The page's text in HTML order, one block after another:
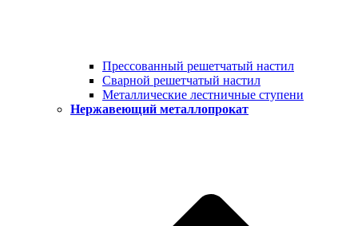
Прессованный решетчатый настил
Сварной решетчатый настил
Металлические лестничные ступени
Нержавеющий металлопрокат